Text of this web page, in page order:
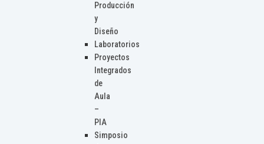
Producción
y
Diseño
Laboratorios
Proyectos
Integrados
de
Aula
–
PIA
Simposio